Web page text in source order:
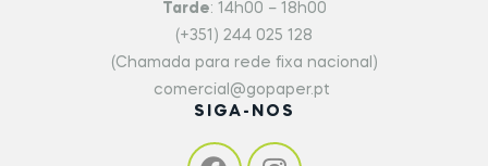
Tarde: 14h00 – 18h00
(+351) 244 025 128
(Chamada para rede fixa nacional)
comercial@gopaper.pt
SIGA-NOS